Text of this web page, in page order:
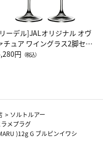
ーデル]JALオリジナル オヴ
チュア ワイングラス2脚セッ
（レッドワイン）
円 （税込）
> ソルトルアー
メプラグ
)12g G ブルピンイワシ